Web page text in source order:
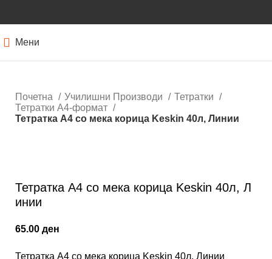
Мени
Почетна Училишни Производи
Тетратки
Тетратки А4-формат
Тетратка А4 со мека корица Keskin 40л, Линии
Тетратка А4 со мека корица Keskin 40л, Л
инии
65.00 ден
Тетратка А4 со мека корица Keskin 40л, Линии